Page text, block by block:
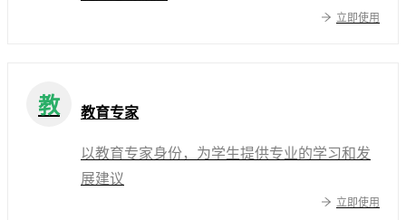
立即使用
教 教育专家
以教育专家身份，为学生提供专业的学习和发
展建议
立即使用